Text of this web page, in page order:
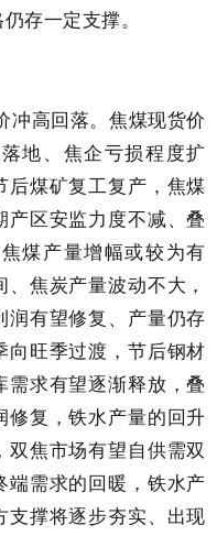
存一定支撑。
冲高回落。焦煤现货价
地、焦企亏损程度扩
后煤矿复工复产，焦煤
产区安监力度不减、叠
煤产量增幅或较为有
焦炭产量波动不大，
润有望修复、产量仍存
向旺季过渡，节后钢材
需求有望逐渐释放，叠
修复，铁水产量的回升
焦市场有望自供需双
端需求的回暖，铁水产
支撑将逐步夯实、出现